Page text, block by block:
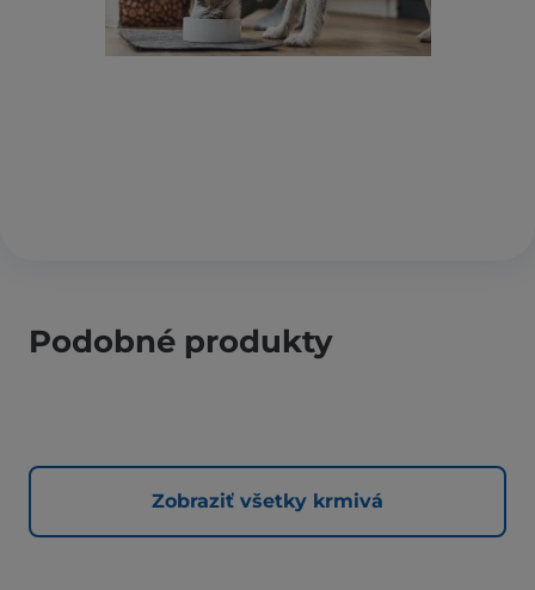
Podobné produkty
Zobraziť všetky krmivá